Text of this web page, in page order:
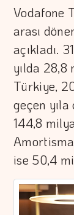
Vodafone
arası
açıkladı.
yılda 28,8
Türkiye,
geçen
144,8
ise 50,4